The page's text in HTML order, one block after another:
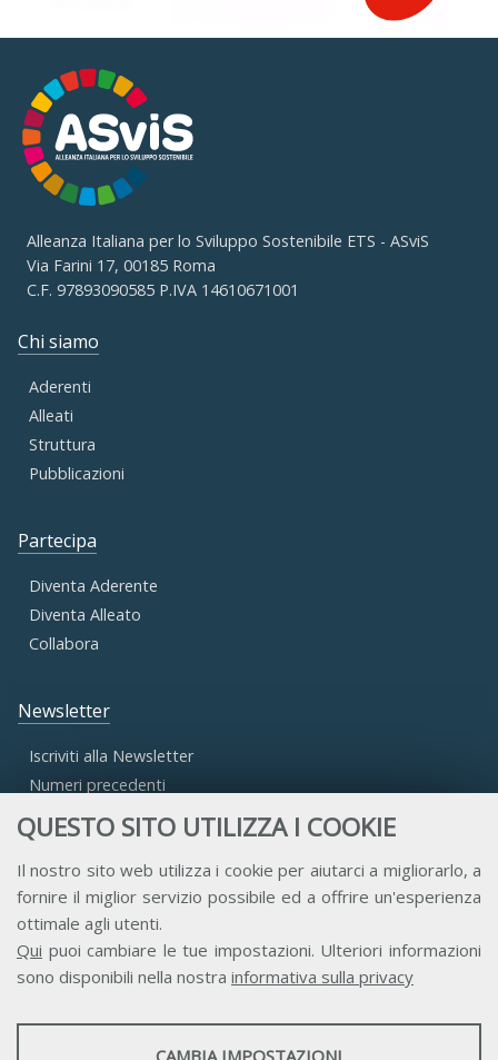
QUESTO SITO UTILIZZA I COOKIE
Il nostro sito web utilizza i cookie per aiutarci a migliorarlo, a
fornire il miglior servizio possibile ed a offrire un'esperienza
ottimale agli utenti.
Qui puoi cambiare le tue impostazioni. Ulteriori informazioni
sono disponibili nella nostra informativa sulla privacy
STATISTICHE
CAMBIA IMPOSTAZIONI
Alleanza Italiana per lo Sviluppo Sostenibile ETS - ASviS
Via Farini 17, 00185 Roma
C.F. 97893090585 P.IVA 14610671001
Chi siamo
Aderenti
Alleati
Struttura
Pubblicazioni
Partecipa
Diventa Aderente
Diventa Alleato
Collabora
Newsletter
Iscriviti alla Newsletter
Numeri precedenti
Accesso Aderenti
Accesso Consulta
Accesso Team